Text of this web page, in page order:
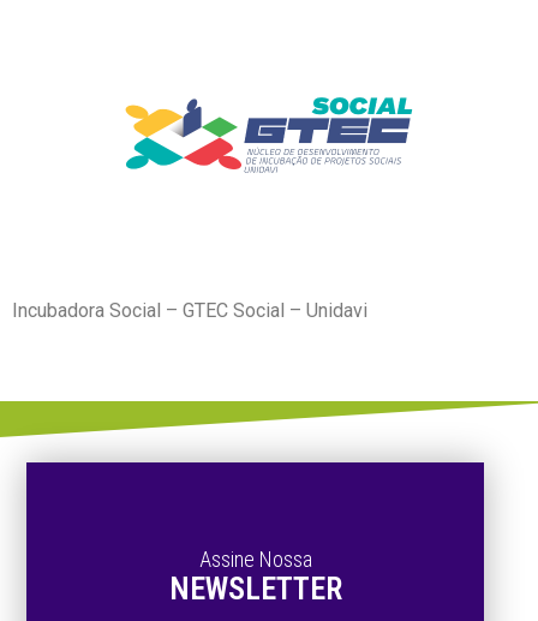
Incubadora Social – GTEC Social – Unidavi
Assine Nossa
NEWSLETTER